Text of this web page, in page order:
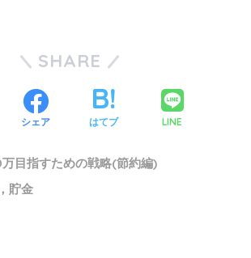
SHARE
シェア はてブ LINE
目指すための戦略(節約編)
貯金